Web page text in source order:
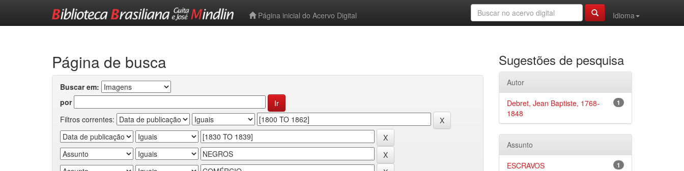
Página inicial do Acervo Digital
Idioma
Página de busca
Buscar em:
por
Filtros correntes:
Sugestões de pesquisa
Autor
1
Debret, Jean Baptiste, 1768-
1848
Assunto
1
ESCRAVOS